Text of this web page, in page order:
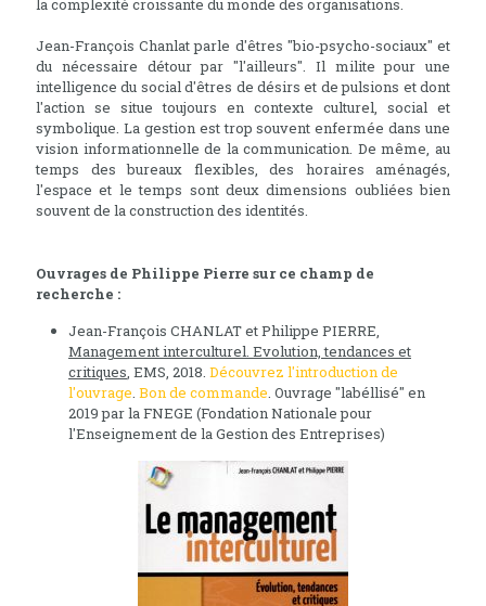
la complexité croissante du monde des organisations.
Jean-François Chanlat parle d'êtres "bio-psycho-sociaux" et
du nécessaire détour par "l'ailleurs". Il milite pour une
intelligence du social d'êtres de désirs et de pulsions et dont
l'action se situe toujours en contexte culturel, social et
symbolique. La gestion est trop souvent enfermée dans une
vision informationnelle de la communication. De même, au
temps des bureaux flexibles, des horaires aménagés,
l'espace et le temps sont deux dimensions oubliées bien
souvent de la construction des identités.
Ouvrages de Philippe Pierre sur ce champ de
recherche :
Jean-François CHANLAT et Philippe PIERRE,
Management interculturel. Evolution, tendances et
critiques, EMS, 2018. Découvrez l'introduction de
l'ouvrage. Bon de commande. Ouvrage "labéllisé" en
2019 par la FNEGE (Fondation Nationale pour
l'Enseignement de la Gestion des Entreprises)